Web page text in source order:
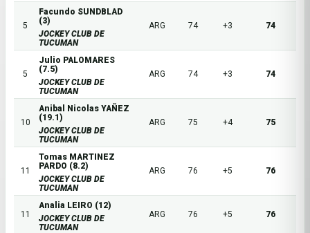
5
Facundo SUNDBLAD
(3)
JOCKEY CLUB DE
TUCUMAN
ARG 74 +3 74
5
Julio PALOMARES
(7.5)
JOCKEY CLUB DE
TUCUMAN
ARG 74 +3 74
10
Anibal Nicolas YAÑEZ
(19.1)
JOCKEY CLUB DE
TUCUMAN
ARG 75 +4 75
11
Tomas MARTINEZ
PARDO (8.2)
JOCKEY CLUB DE
TUCUMAN
ARG 76 +5 76
11
Analia LEIRO (12)
JOCKEY CLUB DE
TUCUMAN
ARG 76 +5 76